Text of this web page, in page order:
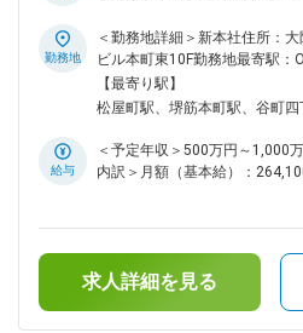
契約サポート／空室通電サー
構築や新規事業＆エンジニア
す！ フルスタックエンジニア／リーダー候補として、現在あ
る自社システムを、今後の事業
る方を求めています！ 【担当サービス／職務概要】 ■ライフ
ライン契約サポート Salesforce
を送る仕組み など 商材の入れ替わりがよくあるため、つづサ
ービスの仕様に合わせてシス
ながらデータ連携、細かい修正
のような作業から入って慣れ
勤務地
＜勤務地詳細＞新本社住所：
ビル本町東10F勤務地最寄駅：
丁目駅受動喫煙対策：屋内全面
【最寄り駅】
松屋町駅、堺筋本町駅、谷町四
給与
＜予定年収＞500万円～1,000
内訳＞月額（基本給）：
＜給与補足＞※経験・能力を
年収は支給予定の賞与含めた金
年1回(4月)■賞与：年3回（3・
求人詳細を見る